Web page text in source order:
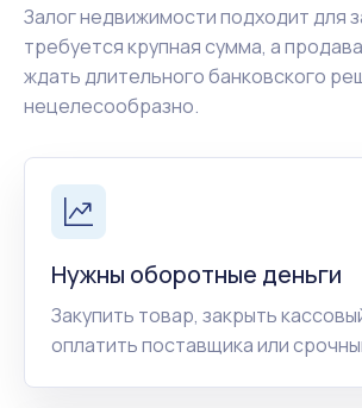
Залог недвижимости подходит для
требуется крупная сумма, а
ждать длительного банковского
нецелесообразно.
Нужны оборотные деньги
Закупить товар, закрыть
оплатить поставщика или